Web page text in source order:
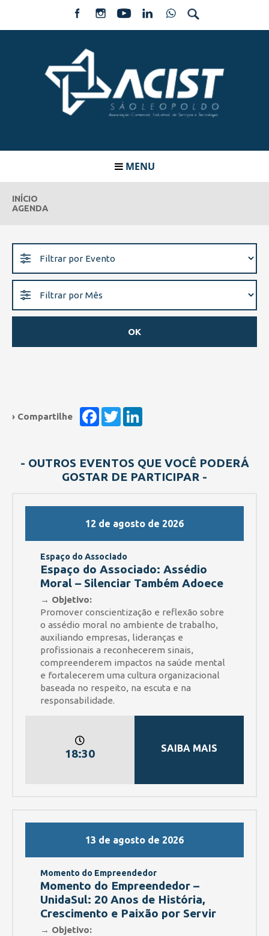
MENU
INÍCIO
AGENDA
› Compartilhe Facebook
Twitter
- OUTROS EVENTOS QUE VOCÊ PODERÁ
GOSTAR DE PARTICIPAR -
12 de agosto de 2026
Espaço do Associado
Espaço do Associado: Assédio
Moral – Silenciar Também Adoece
→ Objetivo:
Promover conscientização e reflexão sobre
o assédio moral no ambiente de trabalho,
auxiliando empresas, lideranças e
profissionais a reconhecerem sinais,
compreenderem impactos na saúde mental
e fortalecerem uma cultura organizacional
baseada no respeito, na escuta e na
responsabilidade.
18:30 SAIBA MAIS
13 de agosto de 2026
Momento do Empreendedor
Momento do Empreendedor –
UnidaSul: 20 Anos de História,
Crescimento e Paixão por Servir
→ Objetivo: